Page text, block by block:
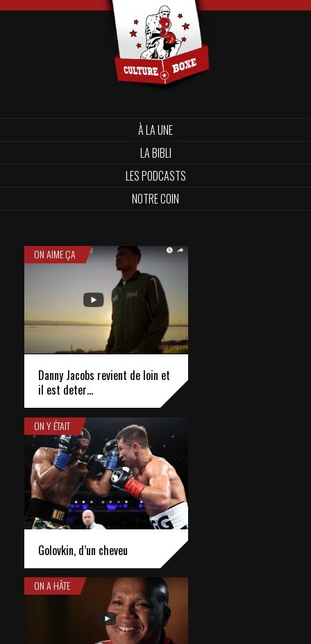
À LA UNE
LA BIBLI
LES PODCASTS
NOTRE COIN
ON AIME ÇA
Danny Jacobs revient de loin et
il est deter…
ON Y ÉTAIT
Golovkin, d’un cheveu
ON A HÂTE